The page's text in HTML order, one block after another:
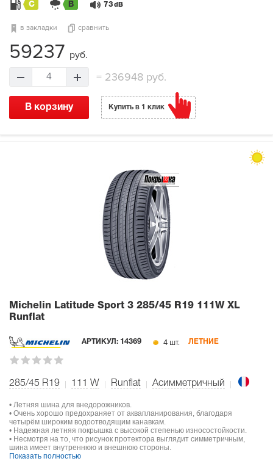
C B 73 dB
в закладки сравнить
59237 руб.
4 = 236948 руб.
В корзину Купить в 1 клик
Michelin Latitude Sport 3 285/45 R19 111W XL
Runflat
АРТИКУЛ: 14369 4 шт. ЛЕТНИЕ
285/45 R19 111 W Runflat Асимметричный
• Летняя шина для внедорожников.
• Очень хорошо предохраняет от аквапланирования, благодаря
четырём широким водоотводящим канавкам.
• Надежная летняя покрышка с высокой степенью износостойкости.
• Несмотря на то, что рисунок протектора выглядит симметричным,
шина имеет внутреннюю и внешнюю стороны.
Показать полностью